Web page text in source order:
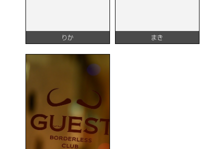
りか まき